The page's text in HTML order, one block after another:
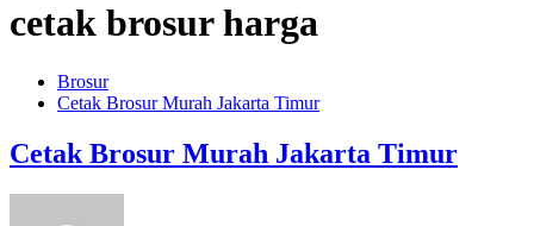
cetak brosur harga
Brosur
Cetak Brosur Murah Jakarta Timur
Cetak Brosur Murah Jakarta Timur